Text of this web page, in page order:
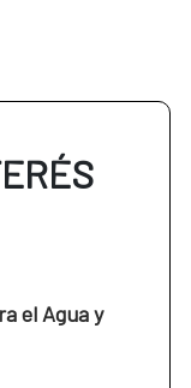
el Agua y